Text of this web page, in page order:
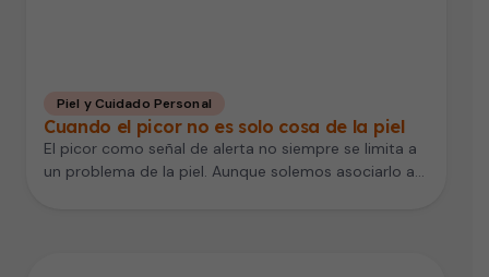
Piel y Cuidado Personal
Cuando el picor no es solo cosa de la piel
El picor como señal de alerta no siempre se limita a
un problema de la piel. Aunque solemos asociarlo a…